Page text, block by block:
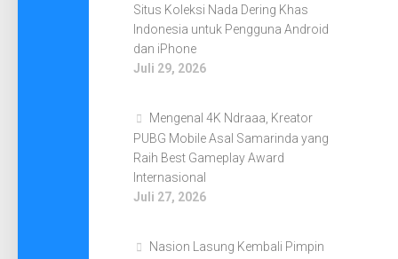
Situs Koleksi Nada Dering Khas
Indonesia untuk Pengguna Android
dan iPhone
Juli 29, 2026
Mengenal 4K Ndraaa, Kreator
PUBG Mobile Asal Samarinda yang
Raih Best Gameplay Award
Internasional
Juli 27, 2026
Nasion Lasung Kembali Pimpin